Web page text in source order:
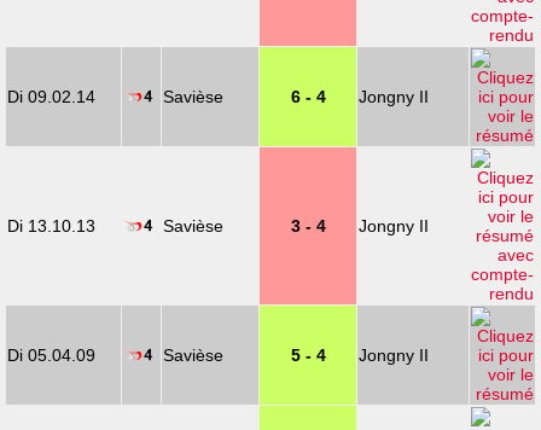
Di 09.02.14 Savièse 6 - 4 Jongny II
Di 13.10.13 Savièse 3 - 4 Jongny II
Di 05.04.09 Savièse 5 - 4 Jongny II